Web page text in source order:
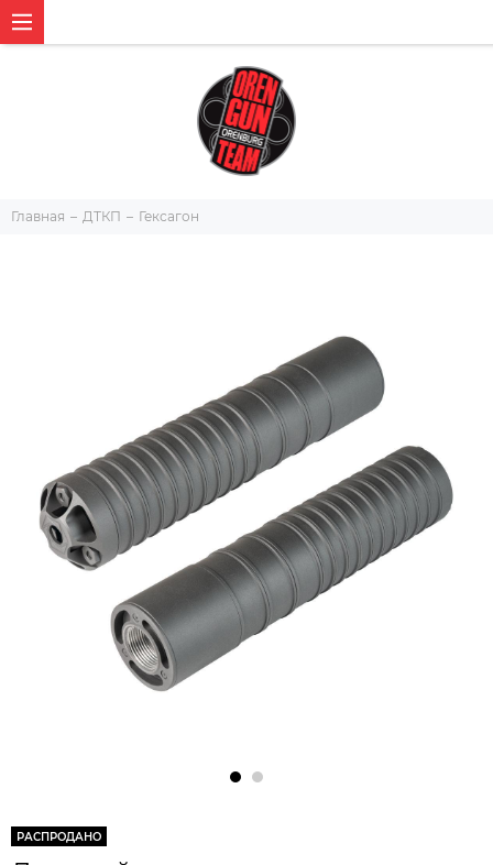
Главная ДТКП Гексагон
РАСПРОДАНО